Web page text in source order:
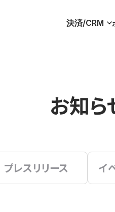
決済/CRM
お知ら
プレスリリース イ